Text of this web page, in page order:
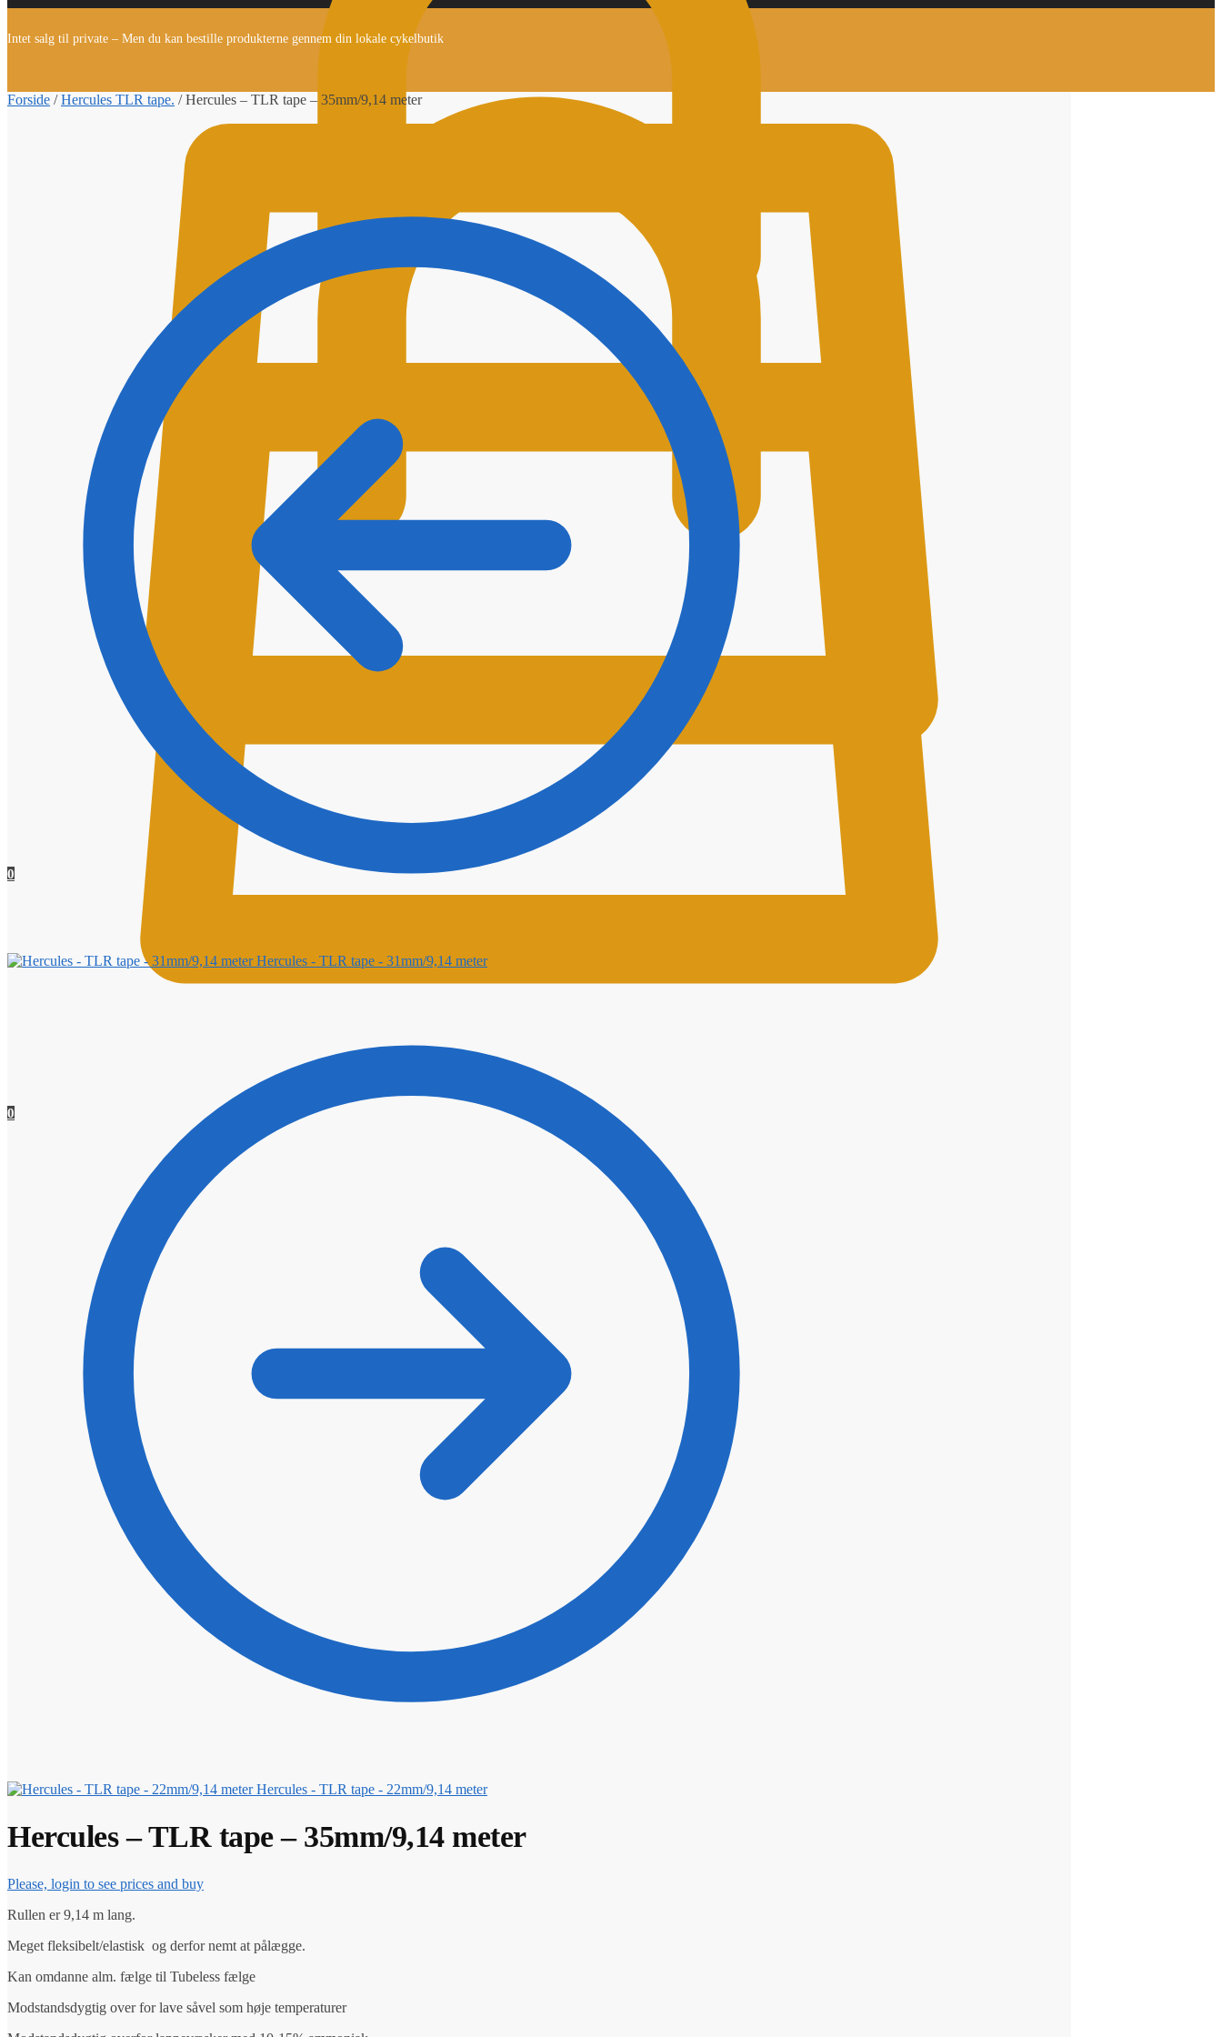
0
0
Intet salg til private – Men du kan bestille produkterne gennem din lokale cykelbutik
Forside /Hercules TLR tape. /Hercules – TLR tape – 35mm/9,14 meter
Hercules - TLR tape - 31mm/9,14 meter
Hercules - TLR tape - 22mm/9,14 meter
Hercules – TLR tape – 35mm/9,14 meter
Please, login to see prices and buy
Rullen er 9,14 m lang.
Meget fleksibelt/elastisk og derfor nemt at pålægge.
Kan omdanne alm. fælge til Tubeless fælge
Modstandsdygtig over for lave såvel som høje temperaturer